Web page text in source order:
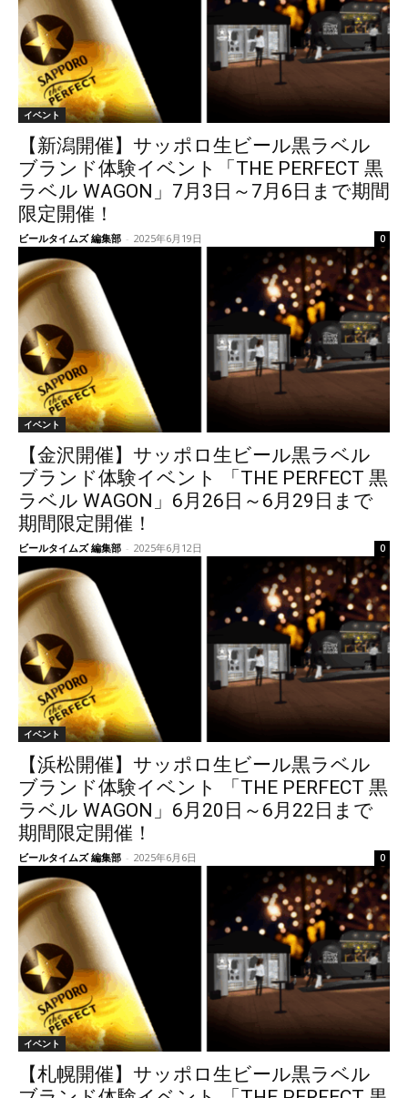
イベント
【新潟開催】サッポロ生ビール黒ラベル
ブランド体験イベント「THE PERFECT 黒
ラベル WAGON」7月3日～7月6日まで期間
限定開催！
ビールタイムズ 編集部 - 2025年6月19日 0
イベント
【金沢開催】サッポロ生ビール黒ラベル
ブランド体験イベント 「THE PERFECT 黒
ラベル WAGON」6月26日～6月29日まで
期間限定開催！
ビールタイムズ 編集部 - 2025年6月12日 0
イベント
【浜松開催】サッポロ生ビール黒ラベル
ブランド体験イベント 「THE PERFECT 黒
ラベル WAGON」6月20日～6月22日まで
期間限定開催！
ビールタイムズ 編集部 - 2025年6月6日 0
イベント
【札幌開催】サッポロ生ビール黒ラベル